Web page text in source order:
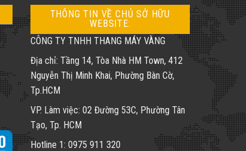
THÔNG TIN VỀ CHỦ SỞ HỮU
WEBSITE:
CÔNG TY TNHH THANG MÁY VÀNG
Địa chỉ: Tầng 14, Tòa Nhà HM Town, 412
Nguyễn Thị Minh Khai, Phường Bàn Cờ,
Tp.HCM
VP. Làm việc: 02 Đường 53C, Phường Tân
Tạo, Tp. HCM
Hotline 1: 0975 911 320